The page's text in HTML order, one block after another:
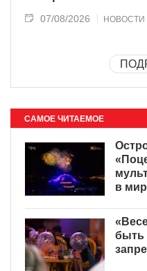
07/08/2026 НОВОСТИ
САМОЕ ЧИТАЕМОЕ
в
быть